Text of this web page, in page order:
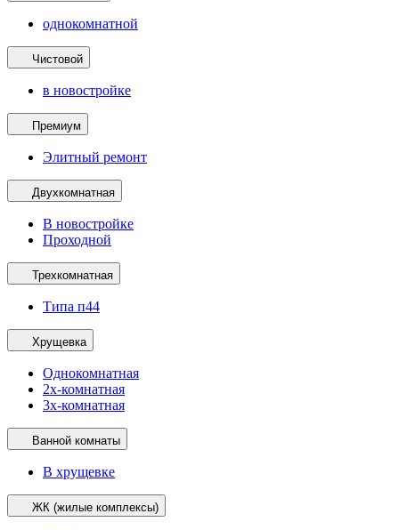
однокомнатной
Чистовой
в новостройке
Премиум
Элитный ремонт
Двухкомнатная
В новостройке
Проходной
Трехкомнатная
Типа п44
Хрущевка
Однокомнатная
2х-комнатная
3х-комнатная
Ванной комнаты
В хрущевке
ЖК (жилые комплексы)